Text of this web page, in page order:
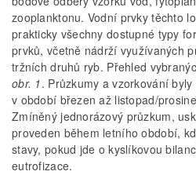
zooplanktonu. Vodní prvky těchto
prakticky všechny dostupné typy
prvků, včetně nádrží využívaných
tržních druhů ryb. Přehled
obr. 1. Průzkumy a vzorkování
v období březen až listopad/
Zmíněný jednorázový průzkum,
proveden během letního období,
stavy, pokud jde o kyslíkovou
eutrofizace.